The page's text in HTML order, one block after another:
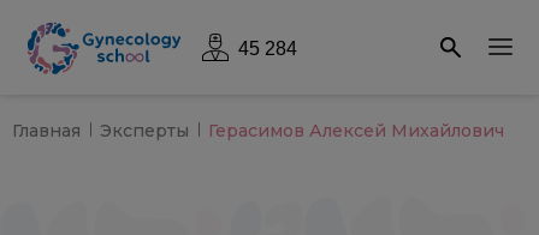
45 284
Главная Эксперты Герасимов Алексей Михайлович